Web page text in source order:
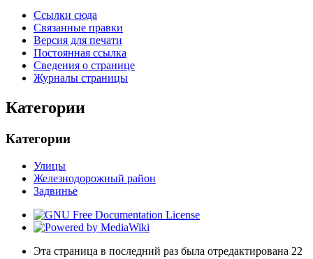
Ссылки сюда
Связанные правки
Версия для печати
Постоянная ссылка
Сведения о странице
Журналы страницы
Категории
Категории
Улицы
Железнодорожный район
Задвинье
Эта страница в последний раз была отредактирована 22